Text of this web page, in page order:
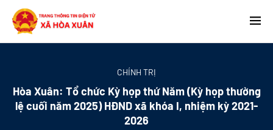
CHÍNH TRỊ
Hòa Xuân: Tổ chức Kỳ họp thứ Năm (Kỳ họp thường
lệ cuối năm 2025) HĐND xã khóa I, nhiệm kỳ 2021-
2026